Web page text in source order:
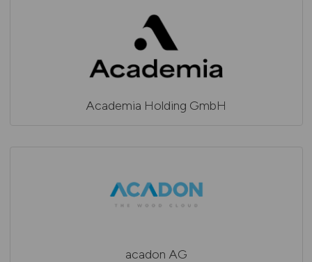
Academia Holding GmbH
acadon AG